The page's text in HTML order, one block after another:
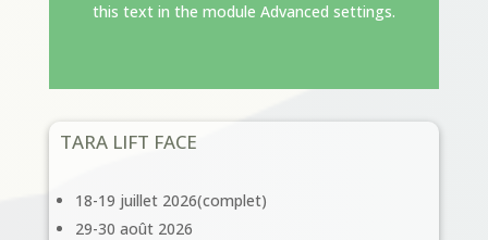
this text in the module Advanced settings.
TARA LIFT FACE
18-19 juillet 2026(complet)
29-30 août 2026